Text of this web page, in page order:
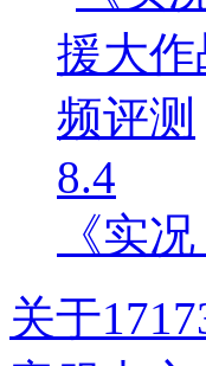
8.4
《实
关于